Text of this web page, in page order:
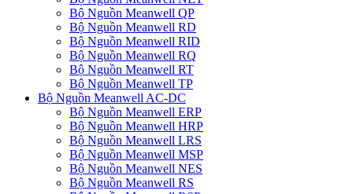
Bộ Nguồn Meanwell QP
Bộ Nguồn Meanwell RD
Bộ Nguồn Meanwell RID
Bộ Nguồn Meanwell RQ
Bộ Nguồn Meanwell RT
Bộ Nguồn Meanwell TP
Bộ Nguồn Meanwell AC-DC
Bộ Nguồn Meanwell ERP
Bộ Nguồn Meanwell HRP
Bộ Nguồn Meanwell LRS
Bộ Nguồn Meanwell MSP
Bộ Nguồn Meanwell NES
Bộ Nguồn Meanwell RS